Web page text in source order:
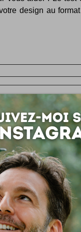
design au